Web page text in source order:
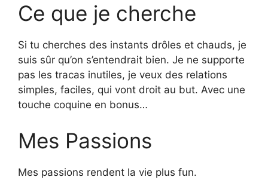
Ce que je cherche
Si tu cherches des instants drôles et chauds, je
suis sûr qu’on s’entendrait bien. Je ne supporte
pas les tracas inutiles, je veux des relations
simples, faciles, qui vont droit au but. Avec une
touche coquine en bonus…
Mes Passions
Mes passions rendent la vie plus fun.